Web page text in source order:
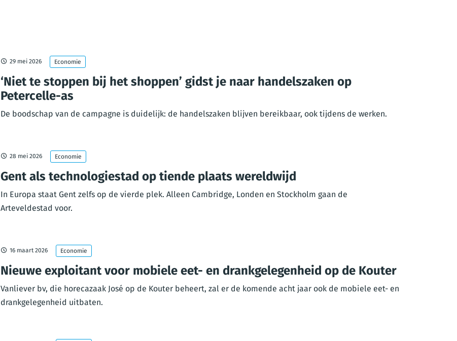
29 mei 2026 Economie
‘Niet te stoppen bij het shoppen’ gidst je naar handelszaken op
Petercelle-as
De boodschap van de campagne is duidelijk: de handelszaken blijven bereikbaar, ook tijdens de werken.
28 mei 2026 Economie
Gent als technologiestad op tiende plaats wereldwijd
In Europa staat Gent zelfs op de vierde plek. Alleen Cambridge, Londen en Stockholm gaan de
Arteveldestad voor.
16 maart 2026 Economie
Nieuwe exploitant voor mobiele eet- en drankgelegenheid op de Kouter
Vanliever bv, die horecazaak José op de Kouter beheert, zal er de komende acht jaar ook de mobiele eet- en
drankgelegenheid uitbaten.